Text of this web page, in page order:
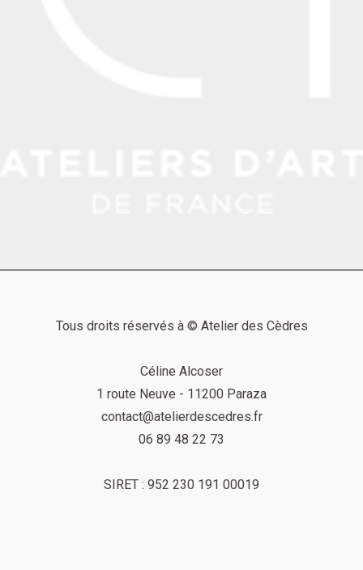
Tous droits réservés à © Atelier des Cèdres
Céline Alcoser
1 route Neuve - 11200 Paraza
contact@atelierdescedres.fr
06 89 48 22 73
SIRET : 952 230 191 00019